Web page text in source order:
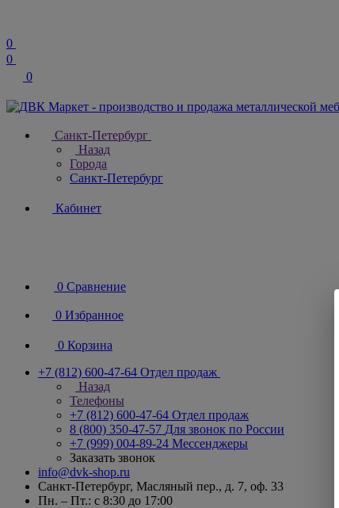
0
0
0
Санкт-Петербург
Назад
Города
Санкт-Петербург
Кабинет
0 Сравнение
0 Избранное
0 Корзина
+7 (812) 600-47-64 Отдел продаж
Назад
Телефоны
+7 (812) 600-47-64 Отдел продаж
8 (800) 350-47-57 Для звонок по России
+7 (999) 004-89-24 Мессенджеры
Заказать звонок
info@dvk-shop.ru
Санкт-Петербург, Масляный пер., д. 7, оф. 33
Пн. – Пт.: с 8:30 до 17:00